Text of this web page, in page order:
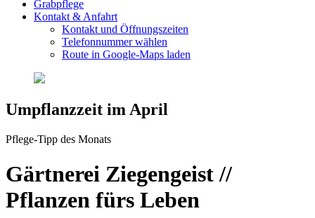
Grabpflege
Kontakt & Anfahrt
Kontakt und Öffnungszeiten
Telefonnummer wählen
Route in Google-Maps laden
Umpflanzzeit im April
Pflege-Tipp des Monats
Gärtnerei Ziegengeist //
Pflanzen fürs Leben